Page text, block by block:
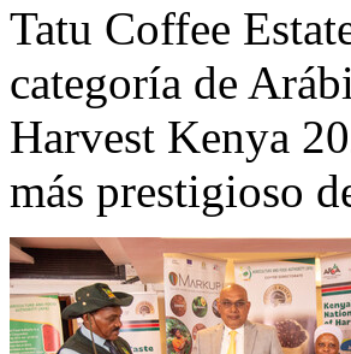
Tatu Coffee
categoría de
Harvest Kenya
más prestigioso